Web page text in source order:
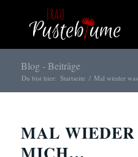
Blog - Beiträge
Du bist hier: Startseite / Mal wieder
MAL WIEDER